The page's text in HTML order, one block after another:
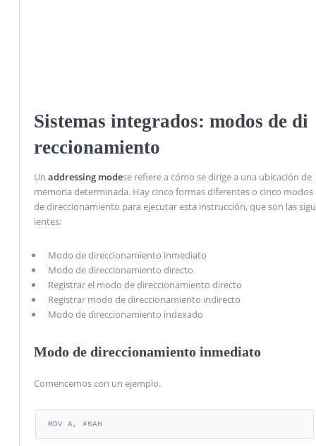
Sistemas integrados: modos de di
reccionamiento
Un addressing modese refiere a cómo se dirige a una ubicación de
memoria determinada. Hay cinco formas diferentes o cinco modos
de direccionamiento para ejecutar esta instrucción, que son las sigu
ientes:
Modo de direccionamiento inmediato
Modo de direccionamiento directo
Registrar el modo de direccionamiento directo
Registrar modo de direccionamiento indirecto
Modo de direccionamiento indexado
Modo de direccionamiento inmediato
Comencemos con un ejemplo.
MOV A, #6AH